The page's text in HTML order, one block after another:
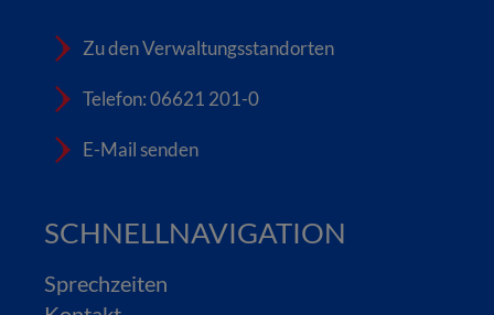
Zu den Verwaltungsstandorten
Telefon: 06621 201-0
E-Mail senden
SCHNELLNAVIGATION
Sprechzeiten